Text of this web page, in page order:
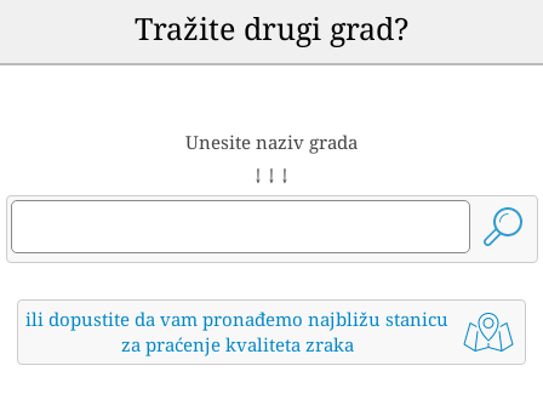
Tražite drugi grad?
Unesite naziv grada
↓ ↓ ↓
ili dopustite da vam pronađemo najbližu stanicu
za praćenje kvaliteta zraka